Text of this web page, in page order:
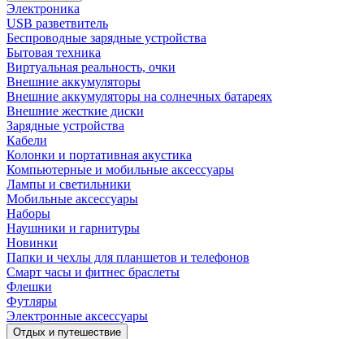
Электроника
USB разветвитель
Беспроводные зарядные устройства
Бытовая техника
Виртуальная реальность, очки
Внешние аккумуляторы
Внешние аккумуляторы на солнечных батареях
Внешние жесткие диски
Зарядные устройства
Кабели
Колонки и портативная акустика
Компьютерные и мобильные аксессуары
Лампы и светильники
Мобильные аксессуары
Наборы
Наушники и гарнитуры
Новинки
Папки и чехлы для планшетов и телефонов
Смарт часы и фитнес браслеты
Флешки
Футляры
Электронные аксессуары
Отдых и путешествие